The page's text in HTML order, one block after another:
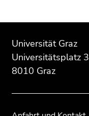
des
Seitenbereichs:
Zusatzinformationen:
Universität Graz
Universitätsplatz 3
8010 Graz
dieses
Seitenbereichs.
Übersicht
dieses
Seitenbereichs.
Übersicht